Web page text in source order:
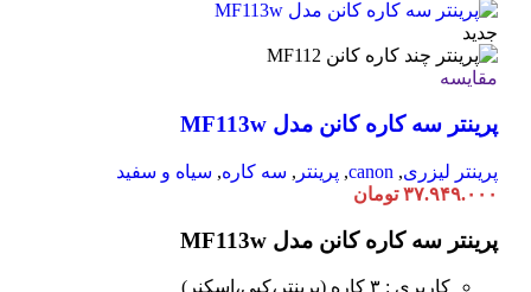
جدید
مقایسه
پرینتر سه کاره کانن مدل MF113w
پرینتر لیزری,
canon
, پرینتر , سه کاره, سیاه و سفید
۳۷.۹۴۹.۰۰۰ تومان
پرینتر سه کاره کانن مدل MF113w
کاربری : ۳ کاره (پرینتر،کپی،اسکنر)